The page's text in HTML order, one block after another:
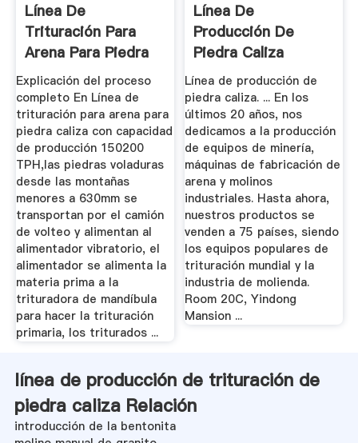
Línea De
Trituración Para
Arena Para Piedra
Caliza Con ...
Explicación del proceso
completo En Línea de
trituración para arena para
piedra caliza con capacidad
de producción 150200
TPH,las piedras voladuras
desde las montañas
menores a 630mm se
transportan por el camión
de volteo y alimentan al
alimentador vibratorio, el
alimentador se alimenta la
materia prima a la
trituradora de mandíbula
para hacer la trituración
primaria, los triturados ...
Línea De
Producción De
Piedra Caliza
Línea de producción de
piedra caliza. ... En los
últimos 20 años, nos
dedicamos a la producción
de equipos de minería,
máquinas de fabricación de
arena y molinos
industriales. Hasta ahora,
nuestros productos se
venden a 75 países, siendo
los equipos populares de
trituración mundial y la
industria de molienda.
Room 20C, Yindong
Mansion ...
línea de producción de trituración de
piedra caliza Relación
introducción de la bentonita